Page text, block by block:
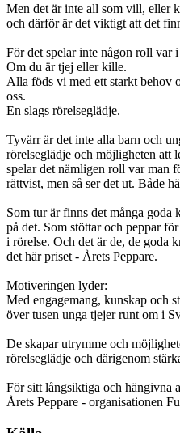
Men det är inte all som vill, eller
och därför är det viktigt att det
För det spelar inte någon roll var
Om du är tjej eller kille.
Alla föds vi med ett starkt behov
oss.
En slags rörelseglädje.
Tyvärr är det inte alla barn och
rörelseglädje och möjligheten att
spelar det nämligen roll var man
rättvist, men så ser det ut. Både
Som tur är finns det många goda
på det. Som stöttar och peppar
i rörelse. Och det är de, de goda
det här priset - Årets Peppare.
Motiveringen lyder:
Med engagemang, kunskap och
över tusen unga tjejer runt om i
De skapar utrymme och
rörelseglädje och därigenom
För sitt långsiktiga och hängivna
Årets Peppare - organisationen